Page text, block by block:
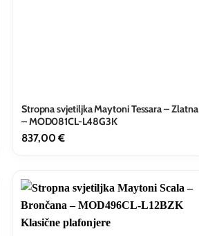
Stropna svjetiljka Maytoni Tessara – Zlatna
– MOD081CL-L48G3K
837,00 €